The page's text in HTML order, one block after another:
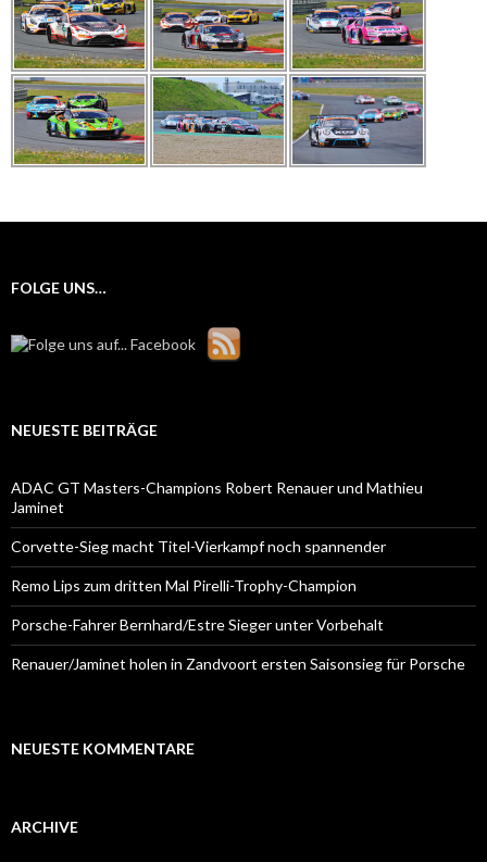
FOLGE UNS…
NEUESTE BEITRÄGE
ADAC GT Masters-Champions Robert Renauer und Mathieu
Jaminet
Corvette-Sieg macht Titel-Vierkampf noch spannender
Remo Lips zum dritten Mal Pirelli-Trophy-Champion
Porsche-Fahrer Bernhard/Estre Sieger unter Vorbehalt
Renauer/Jaminet holen in Zandvoort ersten Saisonsieg für Porsche
NEUESTE KOMMENTARE
ARCHIVE